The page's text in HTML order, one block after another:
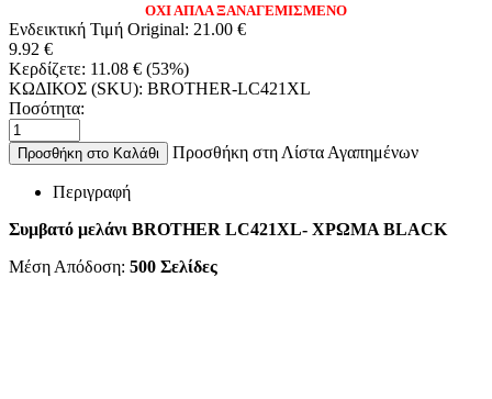
ΟΧΙ ΑΠΛΑ ΞΑΝΑΓΕΜΙΣΜΕΝΟ
Ενδεικτική Τιμή Original: 21.00 €
9.92 €
Κερδίζετε: 11.08 € (53%)
ΚΩΔΙΚΟΣ (SKU): BROTHER-LC421XL
Ποσότητα:
Προσθήκη στο Καλάθι Προσθήκη στη Λίστα Αγαπημένων
Περιγραφή
Συμβατό μελάνι BROTHER LC421XL- ΧΡΩΜΑ BLACK
Μέση Απόδοση: 500 Σελίδες